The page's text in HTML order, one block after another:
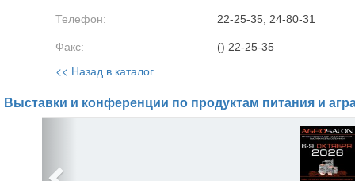
Телефон: 22-25-35, 24-80-31
Факс: () 22-25-35
<< Назад в каталог
Выставки и конференции по продуктам питания и